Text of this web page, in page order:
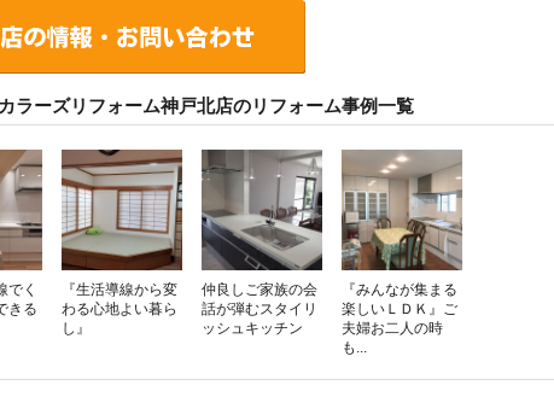
ラーズリフォーム神戸北店のリフォーム事例一覧
でく
きる
『生活導線から変
わる心地よい暮ら
し』
仲良しご家族の会
話が弾むスタイリ
ッシュキッチン
『みんなが集まる
楽しいＬＤＫ』ご
夫婦お二人の時
も...